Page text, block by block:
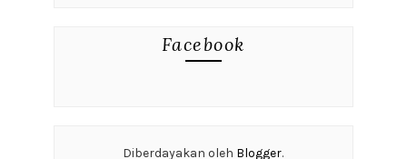
Facebook
Diberdayakan oleh Blogger.